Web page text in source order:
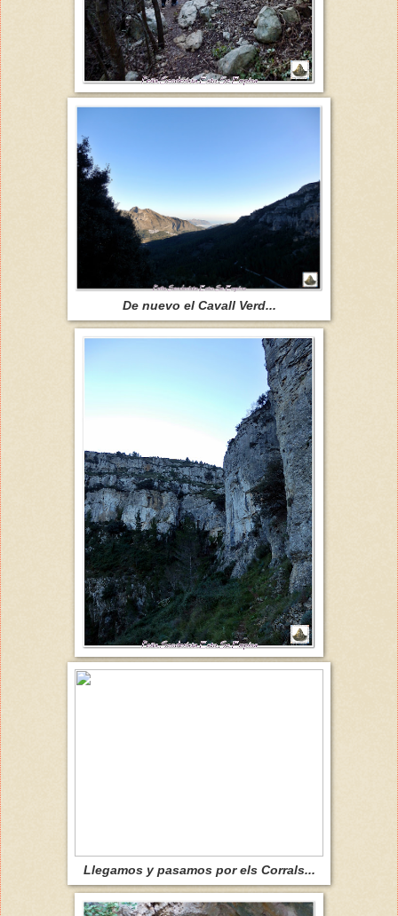
De nuevo el Cavall Verd...
Llegamos y pasamos por els Corrals...